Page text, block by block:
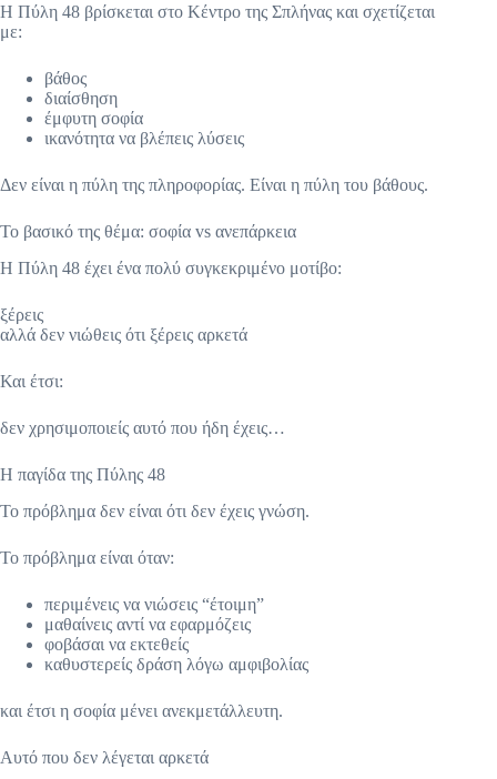
Η Πύλη 48 βρίσκεται στο Κέντρο της Σπλήνας και σχετίζεται
με:
βάθος
διαίσθηση
έμφυτη σοφία
ικανότητα να βλέπεις λύσεις
Δεν είναι η πύλη της πληροφορίας. Είναι η πύλη του βάθους.
Το βασικό της θέμα: σοφία vs ανεπάρκεια
Η Πύλη 48 έχει ένα πολύ συγκεκριμένο μοτίβο:
ξέρεις
αλλά δεν νιώθεις ότι ξέρεις αρκετά
Και έτσι:
δεν χρησιμοποιείς αυτό που ήδη έχεις…
Η παγίδα της Πύλης 48
Το πρόβλημα δεν είναι ότι δεν έχεις γνώση.
Το πρόβλημα είναι όταν:
περιμένεις να νιώσεις “έτοιμη”
μαθαίνεις αντί να εφαρμόζεις
φοβάσαι να εκτεθείς
καθυστερείς δράση λόγω αμφιβολίας
και έτσι η σοφία μένει ανεκμετάλλευτη.
Αυτό που δεν λέγεται αρκετά